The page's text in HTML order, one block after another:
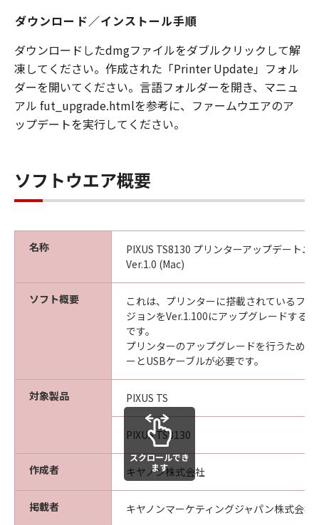
ダウンロード／インストール手順
ダウンロードしたdmgファイルをダブルクリックして解
凍してください。作成された「Printer Update」フォル
ダーを開いてください。言語フォルダーを開き、マニュ
アル fut_upgrade.htmlを参考に、ファームウエアのア
ップデートを実行してください。
ソフトウエア概要
名称
PIXUS TS8130 プリンターアップデートユ
Ver.1.0 (Mac)
ソフト概要
これは、プリンターに搭載されているフ
ジョンをVer.1.100にアップグレードする
です。
プリンターのアップグレードを行うため
ーとUSBケーブルが必要です。
対象製品 PIXUS TS
PIXUS TS8130
作成者 キヤノン株式会社
掲載者 キヤノンマーケティングジャパン株式会社
スクロールでき
ます